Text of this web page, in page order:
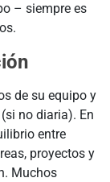
– siempre es
de su equipo y
no diaria). En
entre
proyectos y
Muchos